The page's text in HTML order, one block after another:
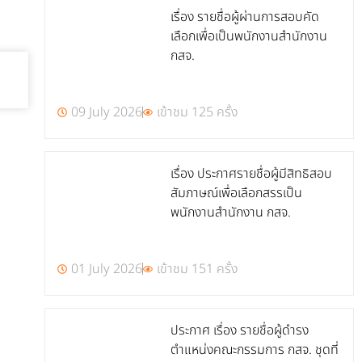
เรื่อง รายชื่อผู้ผ่านการสอบคัด
เลือกเพื่อเป็นพนักงานสำนักงาน
กสจ.
09 July 2026 เข้าชม 125 ครั้ง
เรื่อง ประกาศรายชื่อผู้มีสิทธิสอบ
สัมภาษณ์เพื่อเลือกสรรเป็น
พนักงานสำนักงาน กสจ.
01 July 2026 เข้าชม 151 ครั้ง
ประกาศ เรื่อง รายชื่อผู้ดำรง
ตำแหน่งคณะกรรมการ กสจ. ชุดที่